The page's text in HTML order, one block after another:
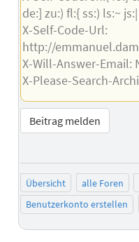
de:] zu:) fl:{ ss:) ls:~ js:|
X-Self-Code-Url:
http://
X-Will-Answer-Email:
X-Please-Search-
Beitrag melden
Übersicht alle Foren
Benutzerkonto erstellen